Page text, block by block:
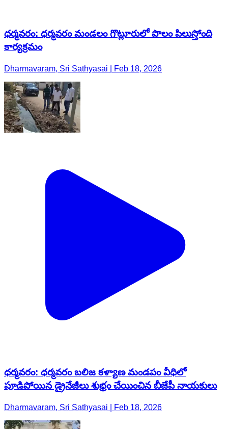
ధర్మవరం: ధర్మవరం మండలం గొట్లూరులో పొలం పిలుస్తోంది
కార్యక్రమం
Dharmavaram, Sri Sathyasai | Feb 18, 2026
ధర్మవరం: ధర్మవరం బలిజ కళ్యాణ మండపం వీధిలో
పూడిపోయిన డ్రైనేజీలు శుభ్రం చేయించిన బీజేపీ నాయకులు
Dharmavaram, Sri Sathyasai | Feb 18, 2026